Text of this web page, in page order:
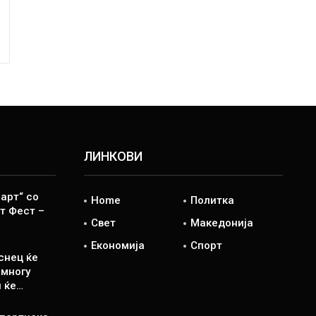
со
Фест –
ќе
ќе…
ЛИНКОВИ
Home
Политка
Свет
Македонија
Економија
Спорт